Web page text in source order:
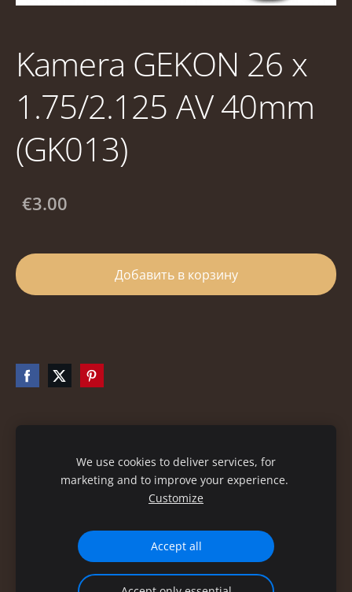
Kamera GEKON 26 x
1.75/2.125 AV 40mm
(GK013)
€3.00
Добавить в корзину
We use cookies to deliver services, for
marketing and to improve your experience.
Customize
Accept all